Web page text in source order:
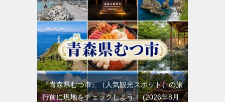
『青森県むつ市』（人気観光スポット）の旅
行前に現地をチェックしよう！ 2026年8月